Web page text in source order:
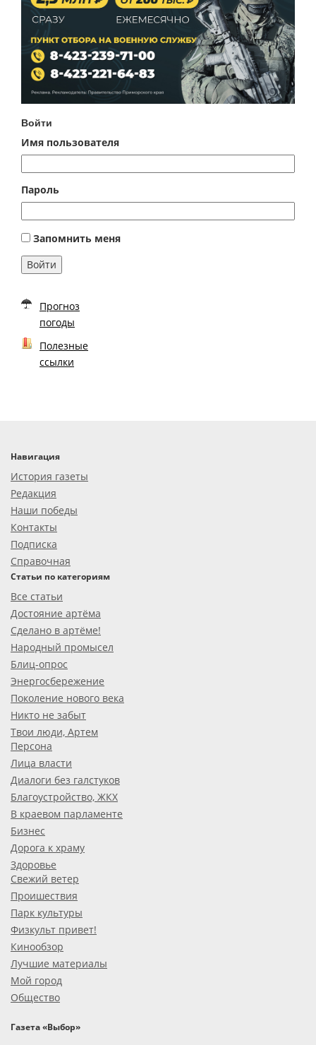
Войти
Имя пользователя
Пароль
Запомнить меня
Войти
Прогноз
погоды
Полезные
ссылки
Навигация
История газеты
Редакция
Наши победы
Контакты
Подписка
Справочная
Статьи по категориям
Все статьи
Достояние артёма
Сделано в артёме!
Народный промысел
Блиц-опрос
Энергосбережение
Поколение нового века
Никто не забыт
Твои люди, Артем
Персона
Лица власти
Диалоги без галстуков
Благоустройство, ЖКХ
В краевом парламенте
Бизнес
Дорога к храму
Здоровье
Свежий ветер
Проишествия
Парк культуры
Физкульт привет!
Кинообзор
Лучшие материалы
Мой город
Общество
Газета «Выбор»